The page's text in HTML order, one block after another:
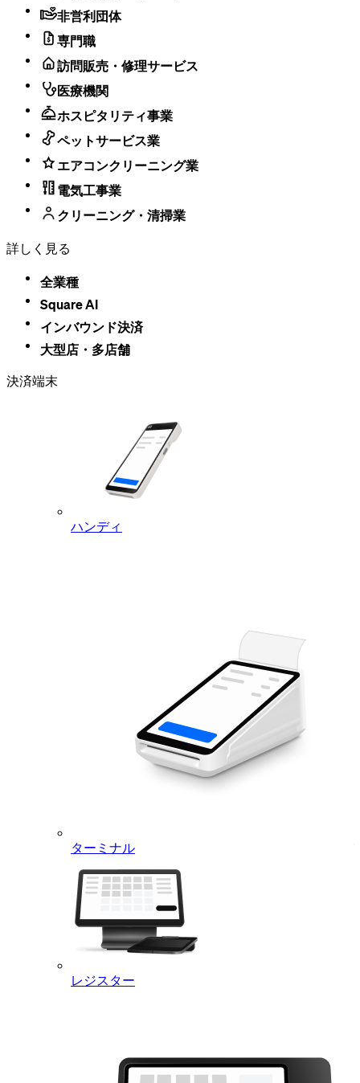
非営利団体
専門職
訪問販売・修理サービス
医療機関
ホスピタリティ事業
ペットサービス業
エアコンクリーニング業
電気工事業
クリーニング・清掃業
詳しく見る
全業種
Square AI
インバウンド決済
大型店・​多店舗
決済端末
ハンディ
ターミナル
レジスター
変更点：Square POSレジは、カード決済が拒否された際に端
末のスピーカーから通知音を再生します。既存のリーダーの
ブザーはそのまま維持されます。スピーカー通知音は、騒が
しい環境や複数のレジがある環境でも聞こえるよう、より大
きな音声信号を追加するものです。スピーカー通知音のオ
ン・オフの切り替えや音のプレビューは、端末の設定から行
えます。
この機能が重要な理由：ランチタイムのピーク、にぎやかな
バー、複数レジのカウンターなど、忙しい環境では、スタッ
フが決済の拒否に気づかず、お客様がそのまま退店してしま
うことがあります。フロア全体に届くスピーカー通知音があ
れば、スタッフはその場で取引の失敗を把握でき、サービス
ご利用方法：スピーカー通知音は、iOS版およびAndroid版の
Square POSレジ バージョン7.12以降でご利用いただけます。
初期設定ではオフになっています。ご利用を開始するには、
設定画面からオプトインしてください。本機能はまず飲食店
向けに段階的に展開され、その後すべての業種に拡大される
予定です。設定は端末ごとに保存されるため、複数の端末を
ご利用の場合は、それぞれの端末で個別に設定を行う必要が
あります。
を非表示にし、従業員ごとの売上合計
変更点：Square オーダーマネージャーに2つの表示オプショ
ンが追加されました。1つ目は、ビジネスに該当しない発送
方法タブを非表示にできる機能です。たとえば、店舗で配送
で、オーダーマネージャーの画面がすっきりし、実際に利用
している方法のみが表示されます。また、チップを受け取る
スタッフは、マネージャーにレポートの作成を依頼しなくて
も、自分の日次売上を確認できるようになります。
ご利用方法：どちらのオプションもiOSおよびAndroidでご利
マイナス価格のオプションは、商品合
変更点：カスタマイズにマイナス価格を設定できるようにな
りました。カスタマイズにマイナス価格（例：「トッピング
計から自動的に差し引かれます。これまでカスタマイズの価
格は加算のみ対応しており、食材の除外や低価格オプション
への変更で値引きが必要な場合は、手動での調整が必要でし
この機能が重要な理由：飲食店では、デフォルトの食材を含
めた価格設定が一般的です。お客様が食材を外したり、より
アクセス方法：来週より順次展開されます。マイナス価格の